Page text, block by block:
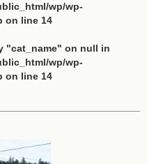
wp/wp-
on line 14
"cat_name" on null in
wp/wp-
on line 14